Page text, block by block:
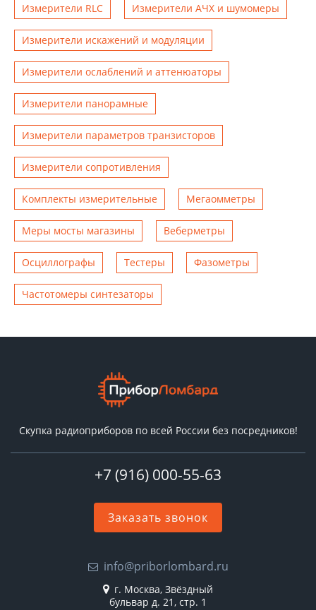
Измерители RLC Измерители АЧХ и шумомеры
Измерители искажений и модуляции
Измерители ослаблений и аттенюаторы
Измерители панорамные
Измерители параметров транзисторов
Измерители сопротивления
Комплекты измерительные Мегаомметры
Меры мосты магазины Веберметры
Осциллографы Тестеры Фазометры
Чаcтотомеры синтезаторы
Скупка радиоприборов по всей России без посредников!
+7 (916) 000-55-63
Заказать звонок
info@priborlombard.ru
г. Москва, Звёздный
бульвар д. 21, стр. 1